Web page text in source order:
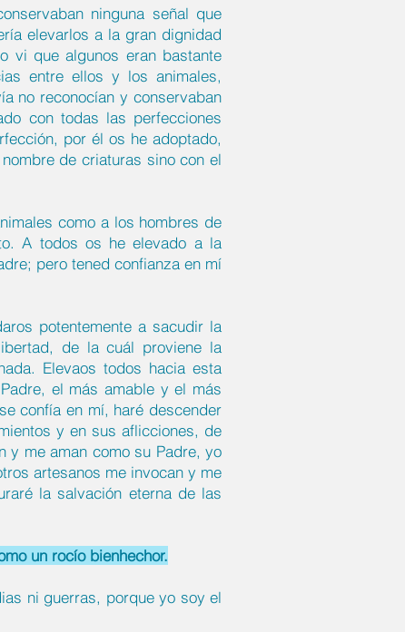
ninguna señal que
elevarlos a la gran dignidad
vi que algunos eran bastante
entre ellos y los animales,
no reconocían y conservaban
con todas las perfecciones
por él os he adoptado,
de criaturas sino con el
como a los hombres de
A todos os he elevado a la
pero tened confianza en mí
potentemente a sacudir la
de la cuál proviene la
Elevaos todos hacia esta
el más amable y el más
confía en mí, haré descender
y en sus aflicciones, de
y me aman como su Padre, yo
artesanos me invocan y me
la salvación eterna de las
un rocío bienhechor.
ni guerras, porque yo soy el